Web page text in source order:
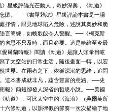
星級評論光芒動人，奇妙深奧，《軌道》
懷。──《書單雜誌》星級評論本書是一場
抒情，眼見地球陷入危險，述說其奧妙和脆
言簡練，如輓歌般令人警醒。──《柯克斯
省思不只及時，而且必要。這是哈維至今最
爾蘭時報》閱讀《軌道》是讓人頭暈目眩
了太空站的日常生活，隨後畫面一轉，以宏
世界。在兩者之下，依循深沉的思緒，追問
這本書成就非凡，蘊含豐富的意涵。──史
報》簡短卻發人深省的哲思小說。──美國
軌道》，可比太空中的《海浪》（吳爾芙所
條軌道，以韻律似的節奏一次次描繪了地